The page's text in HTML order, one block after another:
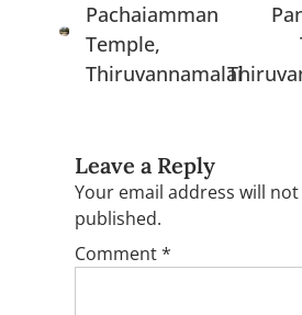
Pachaiamman
Temple,
Thiruvannamalai
Leave a Reply
Your email address will
published.
Comment*